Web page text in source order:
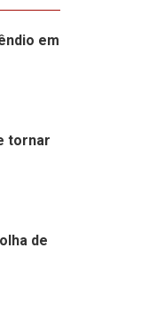
em
tornar
de